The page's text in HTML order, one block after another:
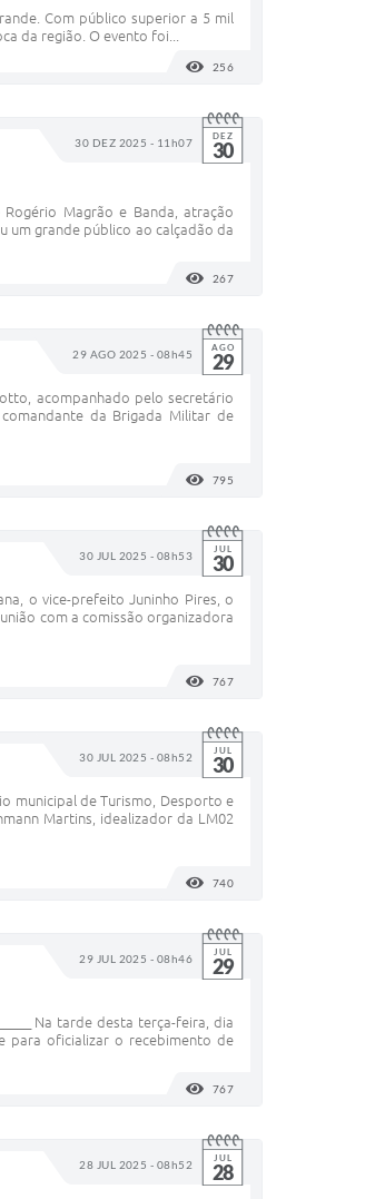
Com público superior a 5 mil
da região. O evento foi...
256
30 DEZ 2025 - 11h07 DEZ
30
Magrão e Banda, atração
um grande público ao calçadão da
267
29 AGO 2025 - 08h45 AGO
29
acompanhado pelo secretário
da Brigada Militar de
795
30 JUL 2025 - 08h53 JUL
30
o vice-prefeito Juninho Pires, o
com a comissão organizadora
767
30 JUL 2025 - 08h52 JUL
30
municipal de Turismo, Desporto e
Martins, idealizador da LM02
740
29 JUL 2025 - 08h46 JUL
29
Na tarde desta terça-feira, dia
para oficializar o recebimento de
767
28 JUL 2025 - 08h52 JUL
28